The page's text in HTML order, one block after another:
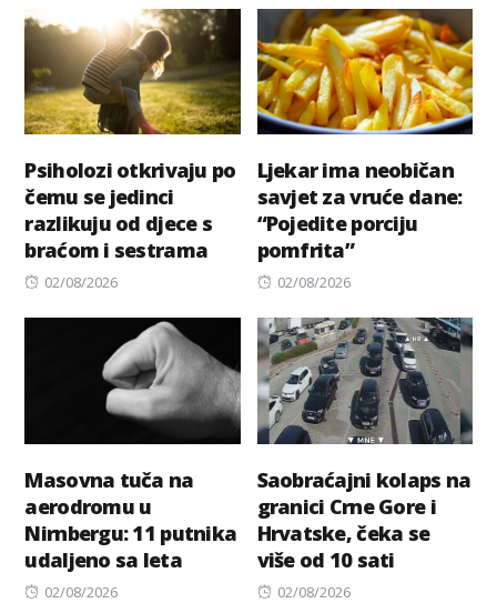
Psiholozi otkrivaju po
čemu se jedinci
razlikuju od djece s
braćom i sestrama
Posted
02/08/2026
Ljekar ima neobičan
savjet za vruće dane:
“Pojedite porciju
pomfrita”
Posted
02/08/2026
Masovna tuča na
aerodromu u
Nirnbergu: 11 putnika
udaljeno sa leta
Posted
02/08/2026
Saobraćajni kolaps na
granici Crne Gore i
Hrvatske, čeka se
više od 10 sati
Posted
02/08/2026